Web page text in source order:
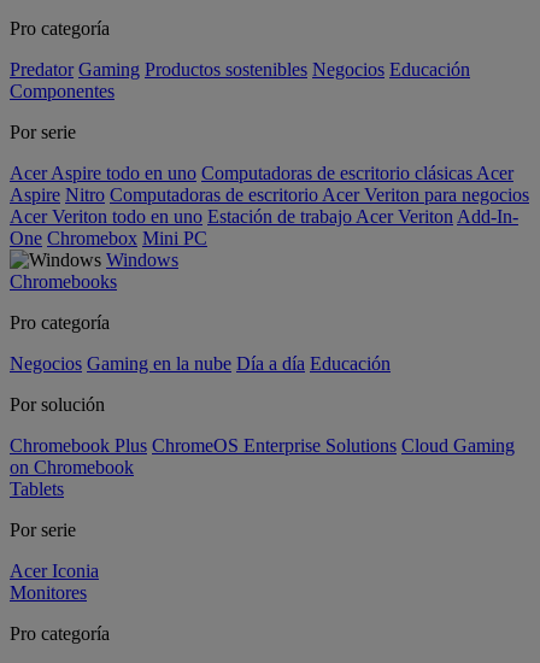
Pro categoría
Predator Gaming Productos sostenibles Negocios Educación
Componentes
Por serie
Acer Aspire todo en uno Computadoras de escritorio clásicas Acer
Aspire Nitro Computadoras de escritorio Acer Veriton para negocios
Acer Veriton todo en uno Estación de trabajo Acer Veriton Add-In-
One Chromebox Mini PC
Windows
Chromebooks
Pro categoría
Negocios Gaming en la nube Día a día Educación
Por solución
Chromebook Plus ChromeOS Enterprise Solutions Cloud Gaming
on Chromebook
Tablets
Por serie
Acer Iconia
Monitores
Pro categoría